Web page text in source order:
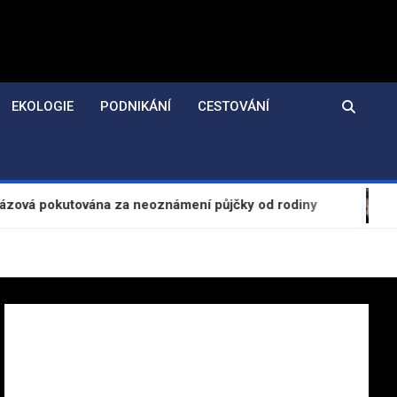
EKOLOGIE PODNIKÁNÍ CESTOVÁNÍ
za neoznámení půjčky od rodiny Evropská